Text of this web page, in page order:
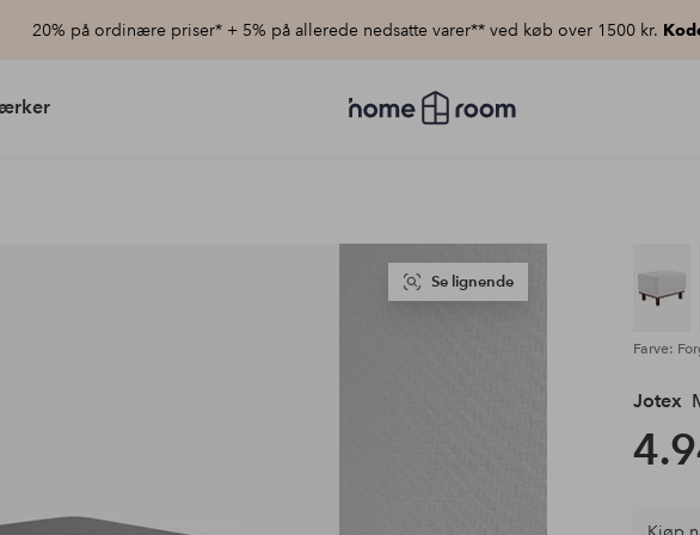
20% på ordinære priser* + 5% på allerede nedsatte varer** ved køb over 1500 kr.
Homeroom
–
pris
Se lignende
Farve:
Jotex